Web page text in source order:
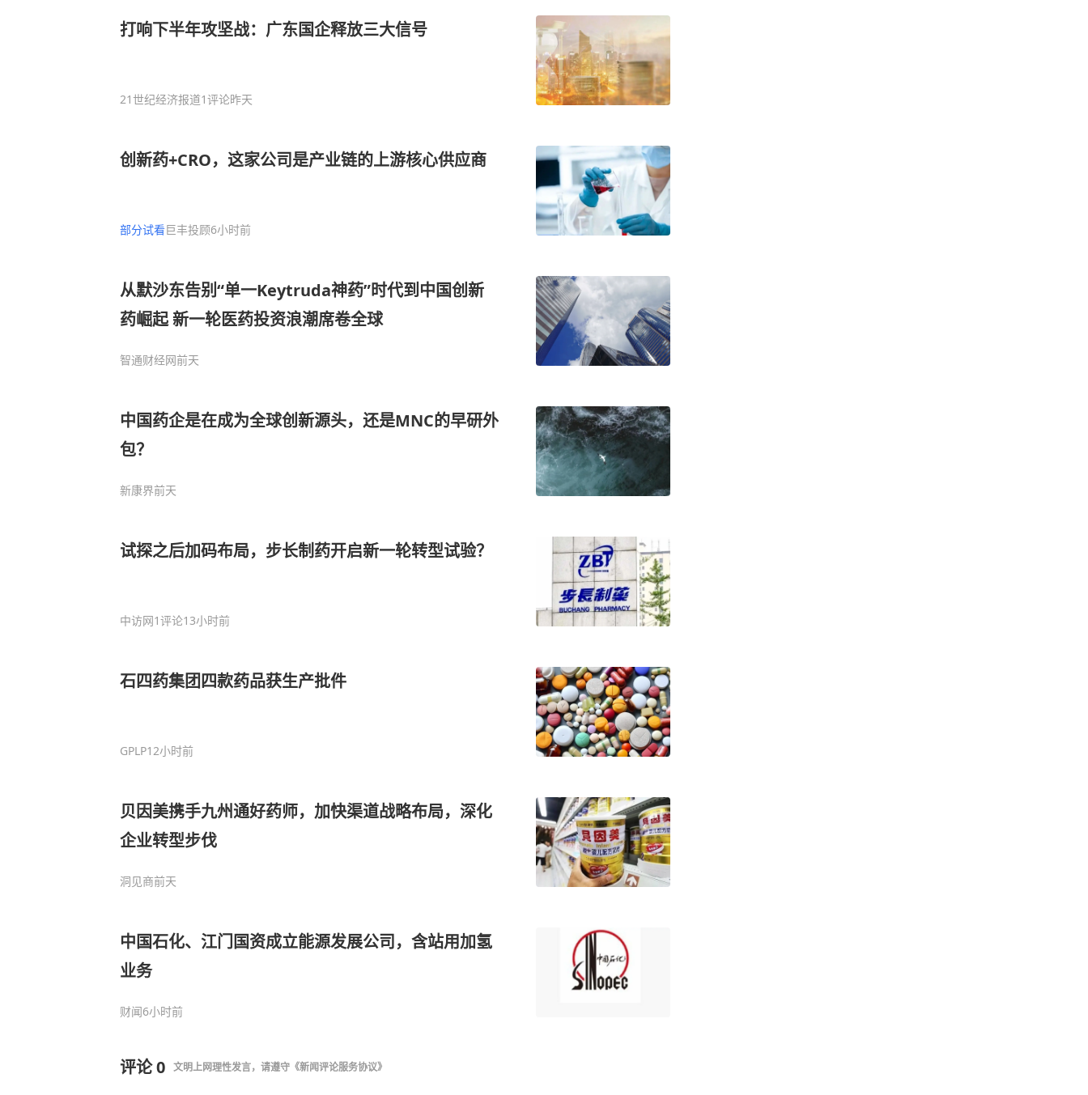
打响下半年攻坚战：广东国企释放三大信号
21世纪经济报道1评论昨天
创新药+CRO，这家公司是产业链的上游核心供应商
部分试看巨丰投顾6小时前
从默沙东告别“单一Keytruda神药”时代到中国创新
药崛起 新一轮医药投资浪潮席卷全球
智通财经网前天
中国药企是在成为全球创新源头，还是MNC的早研外
包？
新康界前天
试探之后加码布局，步长制药开启新一轮转型试验？
中访网1评论13小时前
石四药集团四款药品获生产批件
GPLP12小时前
贝因美携手九州通好药师，加快渠道战略布局，深化
企业转型步伐
洞见商前天
中国石化、江门国资成立能源发展公司，含站用加氢
业务
财闻6小时前
评论0 文明上网理性发言，请遵守 《新闻评论服务协议》